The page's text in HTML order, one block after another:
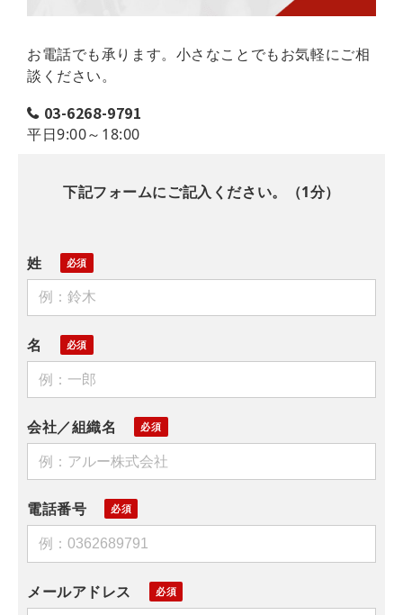
お電話でも承ります。小さなことでもお気軽にご相
談ください。
03-6268-9791
平日9:00～18:00
下記フォームにご記入ください。（1分）
姓
名
会社／組織名
電話番号
メールアドレス